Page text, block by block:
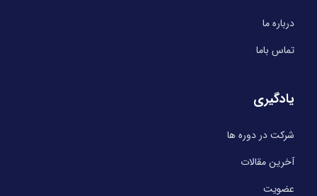
درباره ما
تماس باما
یادگیری
شرکت در دوره ها
آخرین مقالات
عضویت